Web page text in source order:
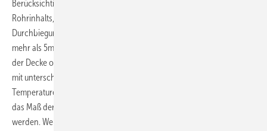
Berücksichtigung des Eigengewichtes der Rohrleitung, des
Rohrinhalts, der Dämmung und einer maximal zulässigen
Durchbiegung. Das menschliche Auge kann eine Durchbiegung von
mehr als 5mm/m erkennen (
der Decke oder in Schächten ist es unumgänglich, dass auch Rohre
mit unterschiedlichen Nennweiten und unterschiedlichen
Temperaturen mit gleichen Abständen befestigt werden. Dabei sollte
das Maß der Durchbiegung im Einzelfall betrachtet und bewertet
werden. Wenn die Durchbiegung aufgrund verlängerter